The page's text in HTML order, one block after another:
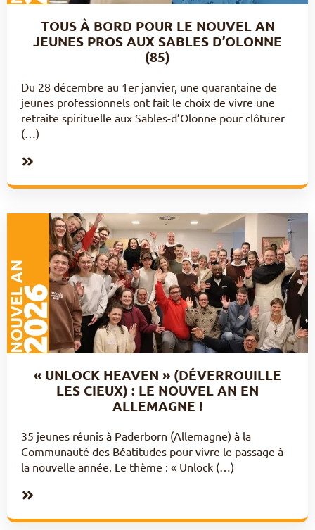
TOUS À BORD POUR LE NOUVEL AN
JEUNES PROS AUX SABLES D’OLONNE
(85)
Du 28 décembre au 1er janvier, une quarantaine de
jeunes professionnels ont fait le choix de vivre une
retraite spirituelle aux Sables-d’Olonne pour clôturer
(…)
« UNLOCK HEAVEN » (DÉVERROUILLE
LES CIEUX) : LE NOUVEL AN EN
ALLEMAGNE !
35 jeunes réunis à Paderborn (Allemagne) à la
Communauté des Béatitudes pour vivre le passage à
la nouvelle année. Le thème : « Unlock (…)